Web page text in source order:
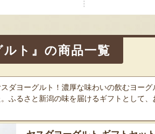
ルト』の商品一覧
ダヨーグルト！濃厚な味わいの飲むヨー
ふるさと新潟の味を届けるギフトとして